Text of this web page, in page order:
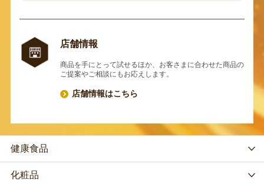
店舗情報
商品を手にとって試せるほか、お客さまに合わせた商品の
ご提案やご相談にもお応えします。
店舗情報はこちら
健康食品
化粧品